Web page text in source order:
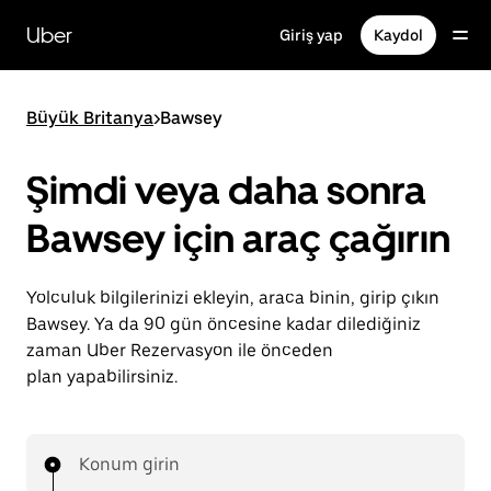
içeriğe
gidinUber Giriş yap Kaydol
Büyük Britanya>Bawsey
Şimdi veya daha sonra
Bawsey için araç çağırın
Yolculuk bilgilerinizi ekleyin, araca binin, girip çıkın
Bawsey. Ya da 90 gün öncesine kadar dilediğiniz
zaman Uber Rezervasyon ile önceden
plan yapabilirsiniz.
Konum girin